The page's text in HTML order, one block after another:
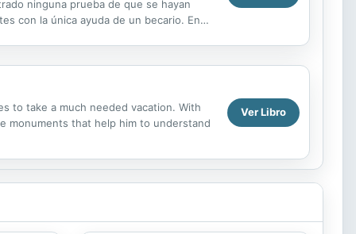
ninguna prueba de que se hayan
con la única ayuda de un becario. En
to take a much needed vacation. With
monuments that help him to understand
Ver Libro